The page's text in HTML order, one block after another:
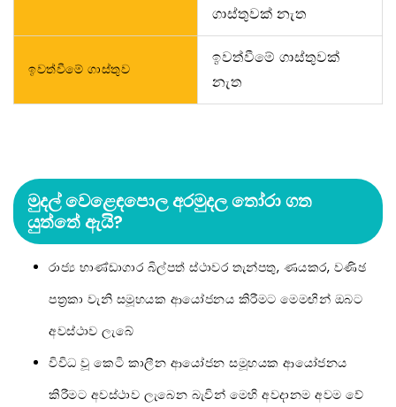
ගාස්තුවක් නැත
ඉවත්වීමේ ගාස්තුව
ඉවත්වීමේ ගාස්තුවක්
නැත
මුදල් වෙළෙඳපොල අරමුදල තෝරා ගත
යුත්තේ ඇයි?
රාජ්‍ය භාණ්ඩාගාර බිල්පත් ස්ථාවර තැන්පතු, ණයකර, වණිඡ
පත‍්‍රකා වැනි සමූහයක ආයෝජනය කිරීමට මෙමඟින් ඔබට
අවස්ථාව ලැබේ
විවිධ වූ කෙටි කාලීන ආයෝජන සමූහයක ආයෝජනය
කිරීමට අවස්ථාව ලැබෙන බැවින් මෙහි අවදානම අවම වේ